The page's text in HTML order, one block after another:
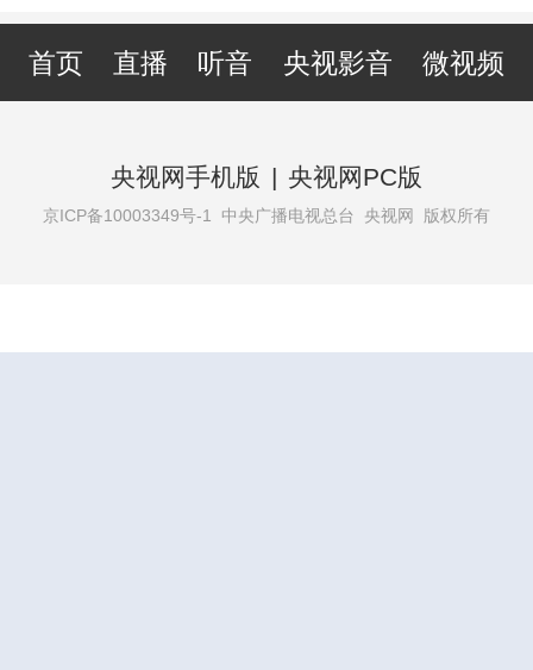
首页 直播 听音 央视影音 微视频
央视网手机版 | 央视网PC版
京ICP备10003349号-1 中央广播电视总台 央视网 版权所有